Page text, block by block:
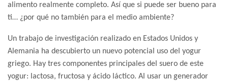
alimento realmente completo. Así que si puede ser bueno para
ti… ¿por qué no también para el medio ambiente?
Un trabajo de investigación realizado en Estados Unidos y
Alemania ha descubierto un nuevo potencial uso del yogur
griego. Hay tres componentes principales del suero de este
yogur: lactosa, fructosa y ácido láctico. Al usar un generador